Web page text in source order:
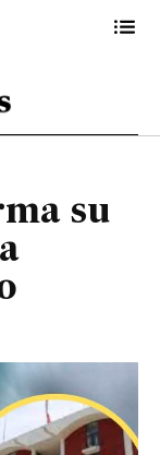
primer
Mono
su